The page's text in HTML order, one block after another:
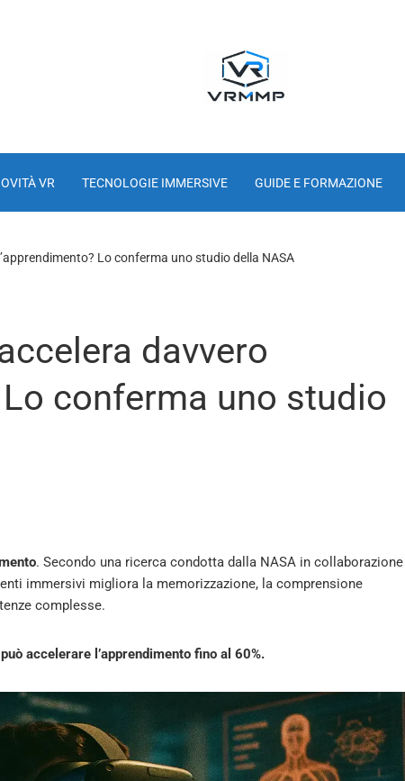
VR TECNOLOGIE IMMERSIVE GUIDE E FORMAZIONE
Lo conferma uno studio della NASA
davvero
Lo conferma uno studio
. Secondo una ricerca condotta dalla NASA in collaborazione
immersivi migliora la memorizzazione, la comprensione
complesse.
accelerare l’apprendimento fino al 60%.